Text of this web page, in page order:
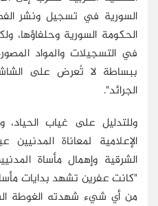
السورية في تسجيل ونشر
الحكومة السورية
في التسجيلات والمواد
ببساطة لا تُعرض على
الجرائد".
وللتدليل على غياب الحياد،
الإعلامية لمعاناة
الشرقية وإهمال مأساة
"كانت عفرين تشهد بدايات